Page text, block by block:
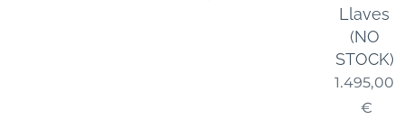
Llaves
(NO
STOCK)
1.495,00
€